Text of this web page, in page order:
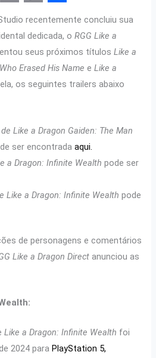
E
m
a
i
l
C
o
p
y
L
n
k
S
h
a
r
e
recentemente concluiu sua
dedicada, oRGG Like a
seus próximos títulosLike a
Erased His Name eLike a
os seguintes trailers abaixo
Like a Dragon Gaiden: The Man
ser encontradaaqui.
a Dragon: Infinite Wealth pode ser
Like a Dragon: Infinite Wealth pode
de personagens e comentários
Like a Dragon Direct anunciou as
Like a Dragon: Infinite Wealth foi
2024 para PlayStation 5,